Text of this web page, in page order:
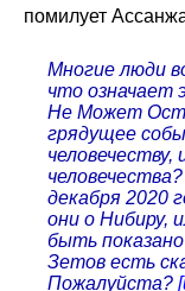
помилует
Многие люди
что означает
Не Может
грядущее
декабря 2020
они о Нибиру,
быть
Зетов есть
Пожалуйста?